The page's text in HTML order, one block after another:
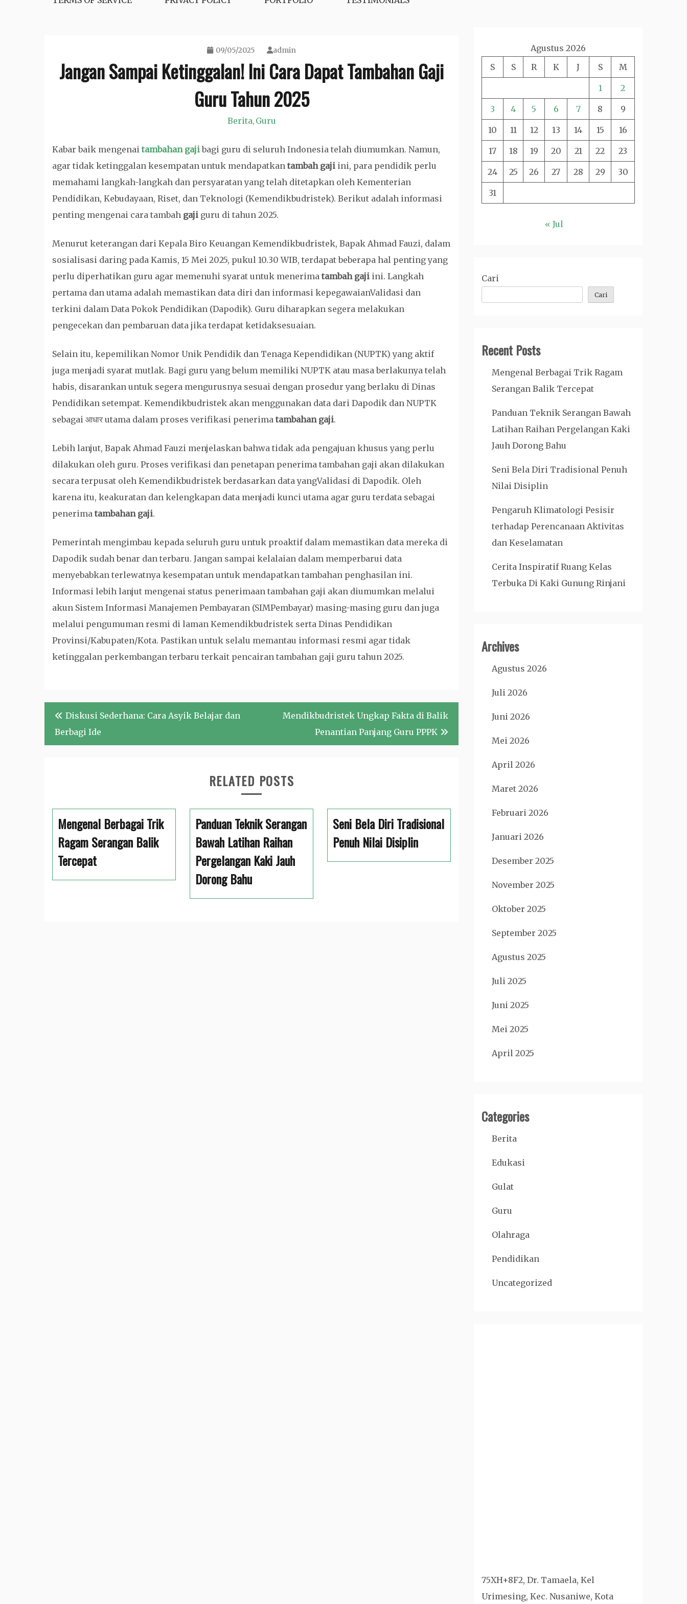
09/05/2025 admin
Jangan Sampai Ketinggalan! Ini Cara Dapat Tambahan Gaji
Guru Tahun 2025
Berita, Guru
Kabar baik mengenaitambahan gajibagi guru di seluruh Indonesia telah diumumkan. Namun,
agar tidak ketinggalan kesempatan untuk mendapatkantambah gaji ini, para pendidik perlu
memahami langkah-langkah dan persyaratan yang telah ditetapkan oleh Kementerian
Pendidikan, Kebudayaan, Riset, dan Teknologi (Kemendikbudristek). Berikut adalah informasi
penting mengenai cara tambah gaji guru di tahun 2025.
Menurut keterangan dari Kepala Biro Keuangan Kemendikbudristek, Bapak Ahmad Fauzi, dalam
sosialisasi daring pada Kamis, 15 Mei 2025, pukul 10.30 WIB, terdapat beberapa hal penting yang
perlu diperhatikan guru agar memenuhi syarat untuk menerimatambah gaji ini. Langkah
pertama dan utama adalah memastikan data diri dan informasi kepegawaianValidasi dan
terkini dalam Data Pokok Pendidikan (Dapodik). Guru diharapkan segera melakukan
pengecekan dan pembaruan data jika terdapat ketidaksesuaian.
Selain itu, kepemilikan Nomor Unik Pendidik dan Tenaga Kependidikan (NUPTK) yang aktif
juga menjadi syarat mutlak. Bagi guru yang belum memiliki NUPTK atau masa berlakunya telah
habis, disarankan untuk segera mengurusnya sesuai dengan prosedur yang berlaku di Dinas
Pendidikan setempat. Kemendikbudristek akan menggunakan data dari Dapodik dan NUPTK
sebagai आधार utama dalam proses verifikasi penerimatambahan gaji.
Lebih lanjut, Bapak Ahmad Fauzi menjelaskan bahwa tidak ada pengajuan khusus yang perlu
dilakukan oleh guru. Proses verifikasi dan penetapan penerima tambahan gaji akan dilakukan
secara terpusat oleh Kemendikbudristek berdasarkan data yangValidasi di Dapodik. Oleh
karena itu, keakuratan dan kelengkapan data menjadi kunci utama agar guru terdata sebagai
penerimatambahan gaji.
Pemerintah mengimbau kepada seluruh guru untuk proaktif dalam memastikan data mereka di
Dapodik sudah benar dan terbaru. Jangan sampai kelalaian dalam memperbarui data
menyebabkan terlewatnya kesempatan untuk mendapatkan tambahan penghasilan ini.
Informasi lebih lanjut mengenai status penerimaan tambahan gaji akan diumumkan melalui
akun Sistem Informasi Manajemen Pembayaran (SIMPembayar) masing-masing guru dan juga
melalui pengumuman resmi di laman Kemendikbudristek serta Dinas Pendidikan
Provinsi/Kabupaten/Kota. Pastikan untuk selalu memantau informasi resmi agar tidak
ketinggalan perkembangan terbaru terkait pencairan tambahan gaji guru tahun 2025.
Navigasi
pos
Diskusi Sederhana: Cara Asyik Belajar dan
Berbagi Ide
Mendikbudristek Ungkap Fakta di Balik
Penantian Panjang Guru PPPK
RELATED POSTS
Mengenal Berbagai Trik
Ragam Serangan Balik
Tercepat
Panduan Teknik Serangan
Bawah Latihan Raihan
Pergelangan Kaki Jauh
Dorong Bahu
Seni Bela Diri Tradisional
Penuh Nilai Disiplin
Agustus 2026
S
S R K J S M
1 2
3 4 5 6 7 8 9
10 11 12 13 14 15 16
17 18 19 20 21 22 23
24 25 26 27 28 29 30
31
« Jul
Cari
Cari
Recent Posts
Mengenal Berbagai Trik Ragam
Serangan Balik Tercepat
Panduan Teknik Serangan Bawah
Latihan Raihan Pergelangan Kaki
Jauh Dorong Bahu
Seni Bela Diri Tradisional Penuh
Nilai Disiplin
Pengaruh Klimatologi Pesisir
terhadap Perencanaan Aktivitas
dan Keselamatan
Cerita Inspiratif Ruang Kelas
Terbuka Di Kaki Gunung Rinjani
Archives
Agustus 2026
Juli 2026
Juni 2026
Mei 2026
April 2026
Maret 2026
Februari 2026
Januari 2026
Desember 2025
November 2025
Oktober 2025
September 2025
Agustus 2025
Juli 2025
Juni 2025
Mei 2025
April 2025
Categories
Berita
Edukasi
Gulat
Guru
Olahraga
Pendidikan
Uncategorized
75XH+8F2, Dr. Tamaela, Kel
Urimesing, Kec. Nusaniwe, Kota